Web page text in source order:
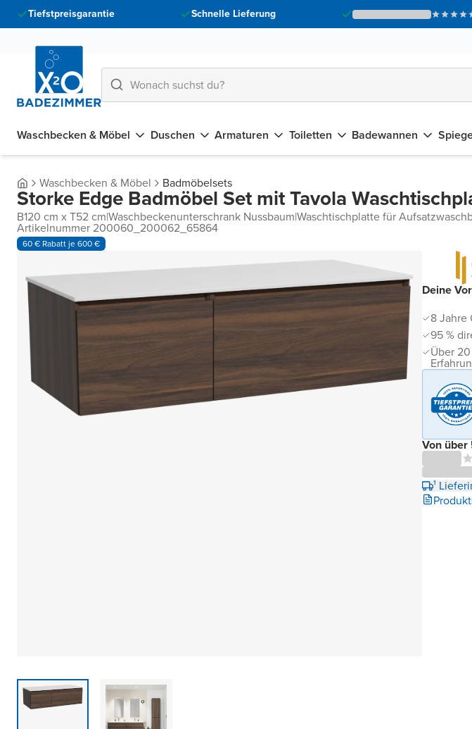
Tiefstpreisgarantie Schnelle Lieferung
Waschbecken & Möbel Duschen Armaturen Toiletten Badewannen
Waschbecken & Möbel Badmöbelsets
Storke Edge Badmöbel Set mit Tavola
B120 cm x T52 cm|Waschbeckenunterschrank Nussbaum|Waschtischplatte für
Artikelnummer 200060_200062_65864
60 € Rabatt je 600 €
Deine
8 Jahre
95 %
Über
Von
¹